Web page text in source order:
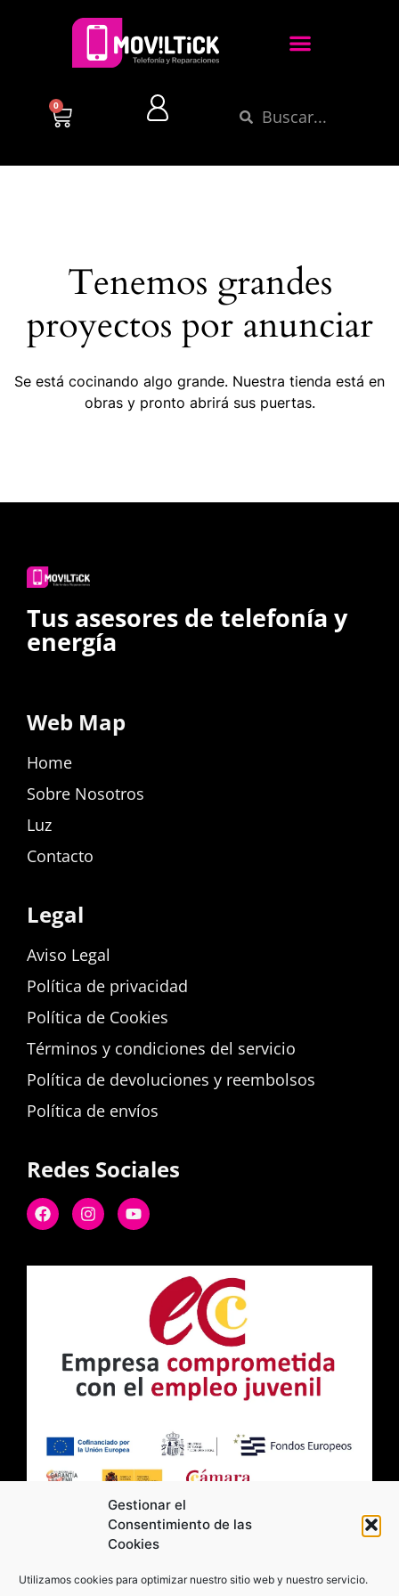
Gestionar el
Consentimiento de las
Cookies
Utilizamos cookies para optimizar nuestro sitio web y nuestro servicio.
0
Tenemos grandes
proyectos por anunciar
Se está cocinando algo grande. Nuestra tienda está en
obras y pronto abrirá sus puertas.
Tus asesores de telefonía y
energía
Web Map
Home
Sobre Nosotros
Luz
Contacto
Legal
Aviso Legal
Política de privacidad
Política de Cookies
Términos y condiciones del servicio
Política de devoluciones y reembolsos
Política de envíos
Redes Sociales
2026 Moviltick technologies. Todos los